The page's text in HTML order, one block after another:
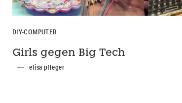
DIY-COMPUTER
Girls gegen Big Tech
elisa pfleger